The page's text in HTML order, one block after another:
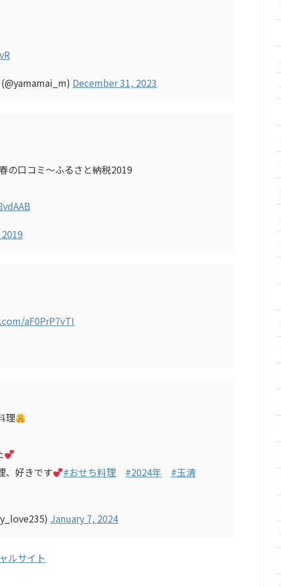
December 31, 2023
の口コミ～ふるさと納税2019
aF0PrP7vTI
理
、好きです
#おせち料理 #2024年
#玉清
January 7, 2024
ルサイト